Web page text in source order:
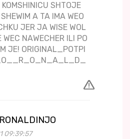
SHTOJE
A TA IMA WEO
JER JA WISE WOL
WEC NAWECHER ILI PO
JE! ORIGINAL_POTPI
09:39:57